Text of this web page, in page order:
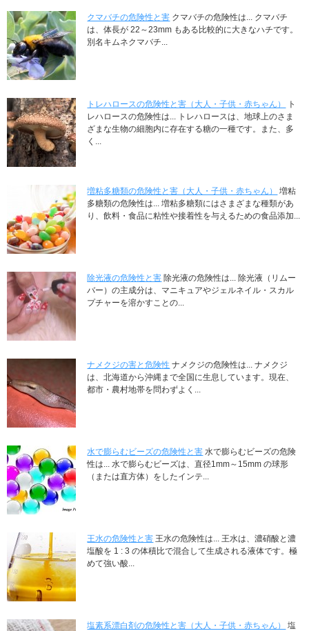
クマバチの危険性と害 クマバチの危険性は... クマバチ
は、体長が 22～23mm もある比較的に大きなハチです。
別名キムネクマバチ...
トレハロースの危険性と害（大人・子供・赤ちゃん）
ト
レハロースの危険性は... トレハロースは、地球上のさま
ざまな生物の細胞内に存在する糖の一種です。また、多
く...
増粘多糖類の危険性と害（大人・子供・赤ちゃん）
増粘
多糖類の危険性は... 増粘多糖類にはさまざまな種類があ
り、飲料・食品に粘性や接着性を与えるための食品添加...
除光液の危険性と害 除光液の危険性は... 除光液（リムー
バー）の主成分は、マニキュアやジェルネイル・スカル
プチャーを溶かすことの...
ナメクジの害と危険性 ナメクジの危険性は... ナメクジ
は、北海道から沖縄まで全国に生息しています。現在、
都市・農村地帯を問わずよく...
水で膨らむビーズの危険性と害 水で膨らむビーズの危険
性は... 水で膨らむビーズは、直径1mm～15mm の球形
（または直方体）をしたインテ...
王水の危険性と害 王水の危険性は... 王水は、濃硝酸と濃
塩酸を 1 : 3 の体積比で混合して生成される液体です。極
めて強い酸...
塩素系漂白剤の危険性と害（大人・子供・赤ちゃん）
塩